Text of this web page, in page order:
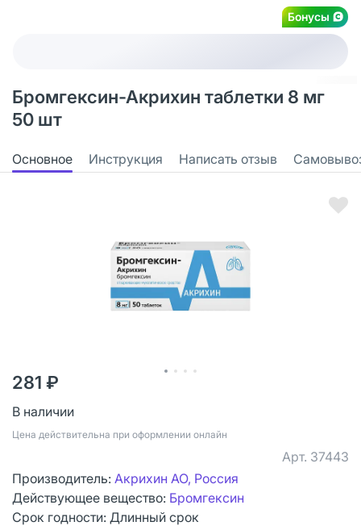
Бонусы
Бромгексин-Акрихин таблетки 8 мг
50 шт
Основное Инструкция Написать отзыв
281 ₽
В наличии
Цена действительна при оформлении онлайн
Арт. 37443
Производитель: Акрихин АО, Россия
Действующее вещество: Бромгексин
Срок годности: Длинный срок